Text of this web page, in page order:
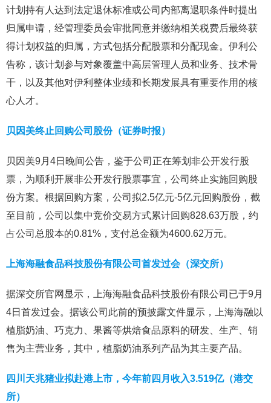
计划持有人达到法定退休标准或公司内部离退职条件时提出
归属申请，经管理委员会审批同意并缴纳相关税费后最终获
得计划权益的归属，方式包括分配股票和分配现金。伊利公
告称，该计划参与对象覆盖中高层管理人员和业务、技术骨
干，以及其他对伊利整体业绩和长期发展具有重要作用的核
心人才。
贝因美终止回购公司股份（证券时报）
贝因美9月4日晚间公告，鉴于公司正在筹划非公开发行股
票，为顺利开展非公开发行股票事宜，公司终止实施回购股
份方案。根据回购方案，公司拟2.5亿元-5亿元回购股份，截
至目前，公司以集中竞价交易方式累计回购828.63万股，约
占公司总股本的0.81%，支付总金额为4600.62万元。
上海海融食品科技股份有限公司首发过会（深交所）
据深交所官网显示，上海海融食品科技股份有限公司已于9月
4日首发过会。据该公司此前的预披露文件显示，上海海融以
植脂奶油、巧克力、果酱等烘焙食品原料的研发、生产、销
售为主营业务，其中，植脂奶油系列产品为其主要产品。
四川天兆猪业拟赴港上市，今年前四月收入3.519亿（港交
所）